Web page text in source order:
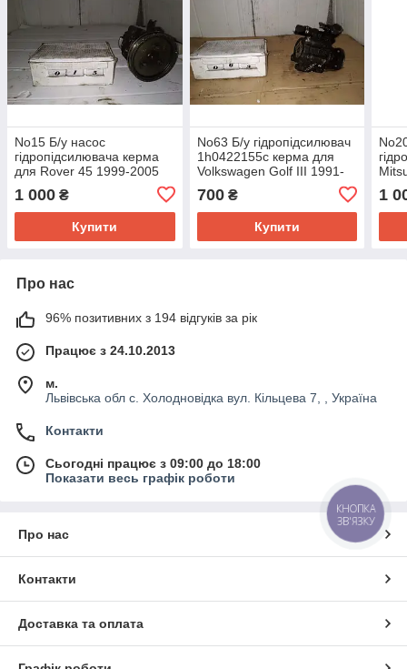
No15 Б/у насос
гідропідсилювача керма
для Rover 45 1999-2005
1 000 ₴
Купити
No63 Б/у гідропідсилювач
1h0422155c керма для
Volkswagen Golf III 1991-
700₴
Купити
1
Про нас
96% позитивних з 194 відгуків за рік
Працює з 24.10.2013
м.
Львівська обл с. Холодновідка вул. Кільцева 7, , Україна
Контакти
Сьогодні працює з 09:00 до 18:00
Показати весь графік роботи
Про нас
Контакти
Доставка та оплата
КНОПКА
ЗВ'ЯЗКУ